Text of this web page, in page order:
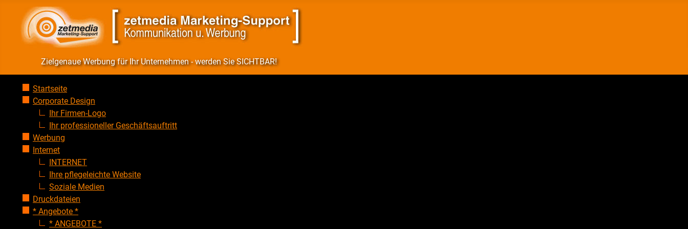
Zielgenaue Werbung für Ihr Unternehmen - werden Sie SICHTBAR!
Startseite
Corporate Design
Ihr Firmen-Logo
Ihr professioneller Geschäftsauftritt
Werbung
Internet
INTERNET
Ihre pflegeleichte Website
Soziale Medien
Druckdateien
* Angebote *
* ANGEBOTE *